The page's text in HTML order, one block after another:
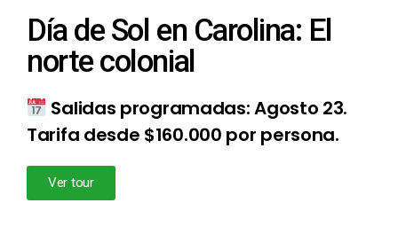
Día de Sol en Carolina: El
norte colonial
Salidas programadas: Agosto 23.
Tarifa desde $160.000 por persona.
Ver tour